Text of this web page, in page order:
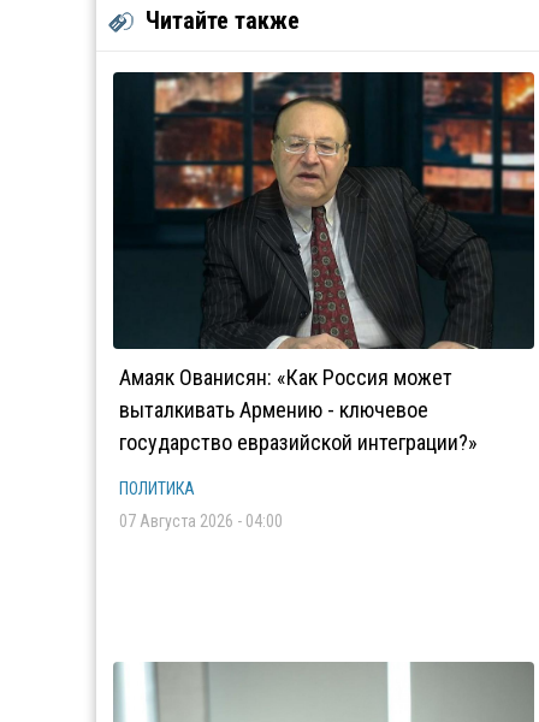
Читайте также
Амаяк Ованисян: «Как Россия может
выталкивать Армению - ключевое
государство евразийской интеграции?»
ПОЛИТИКА
07 Августа 2026 - 04:00